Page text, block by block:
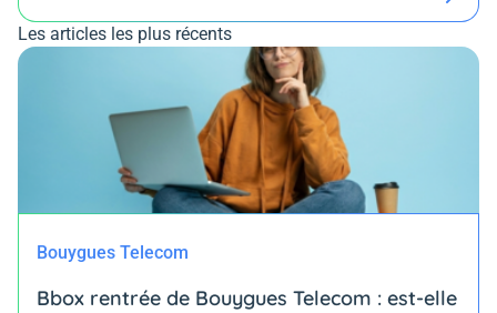
Les articles les plus récents
Bouygues Telecom
Bbox rentrée de Bouygues Telecom : est-elle